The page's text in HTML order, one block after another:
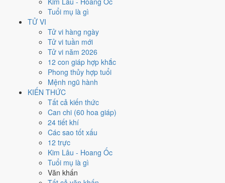
Tuổi mụ là gì
TỬ VI
Tử vi hàng ngày
Tử vi tuần mới
Tử vi năm 2026
12 con giáp hợp khắc
Phong thủy hợp tuổi
Mệnh ngũ hành
KIẾN THỨC
Tất cả kiến thức
Can chi (60 hoa giáp)
24 tiết khí
Các sao tốt xấu
12 trực
Kim Lâu - Hoang Ốc
Tuổi mụ là gì
Văn khấn
Kỷ Dậu
Ngày Tân Hợi có TrựcMãn(ngày đầy đủ, viên mãn nhưng dễ phát
sinh thừa) và gặp SaoHuyền Vũ hắc đạo
6.6/10nên đây làNgày Cát, thuận lợi cho các việc quan trọng.
Mão, Mùi, Dầnhợp ngày; tuổi
Ngày 18/9/2029 chỉ đạt
để thay thế, xem mục xử lý bên dưới.
Ngày 18/9/2029 tốt hay xấu cho
việc gì?
Ngày 18/9/2029 đạt6.6/10trung bình cho 7 việc chính: cao nhất là
Mở kho - xuất hàng (10/10)
Trực Mãn (ngày đầy đủ, viên mãn nhưng dễ phát sinh thừa) và gặp